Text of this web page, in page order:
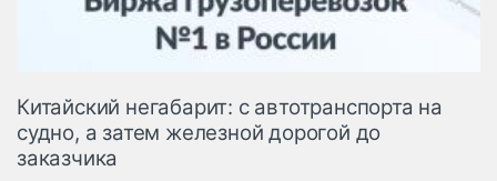
Китайский негабарит: с автотранспорта на
судно, а затем железной дорогой до
заказчика